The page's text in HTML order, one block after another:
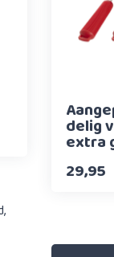
delig
extra
29,95